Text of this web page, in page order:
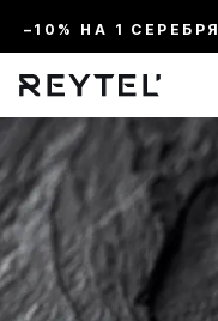
–10% НА 1